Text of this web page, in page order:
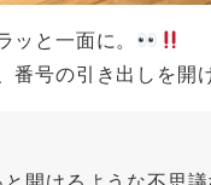
ッと一面に。
番号の引き出しを開